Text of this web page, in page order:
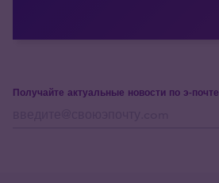
Получайте актуальные новости по э-почте